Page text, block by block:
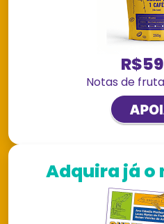
Notas de
Adquira já o